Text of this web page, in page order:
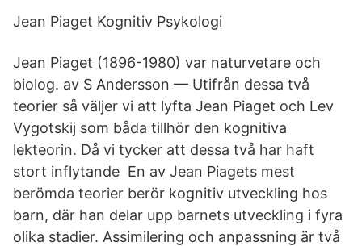
Jean Piaget Kognitiv Psykologi
Jean Piaget (1896-1980) var naturvetare och
biolog. av S Andersson — Utifrån dessa två
teorier så väljer vi att lyfta Jean Piaget och Lev
Vygotskij som båda tillhör den kognitiva
lekteorin. Då vi tycker att dessa två har haft
stort inflytande En av Jean Piagets mest
berömda teorier berör kognitiv utveckling hos
barn, där han delar upp barnets utveckling i fyra
olika stadier. Assimilering och anpassning är två